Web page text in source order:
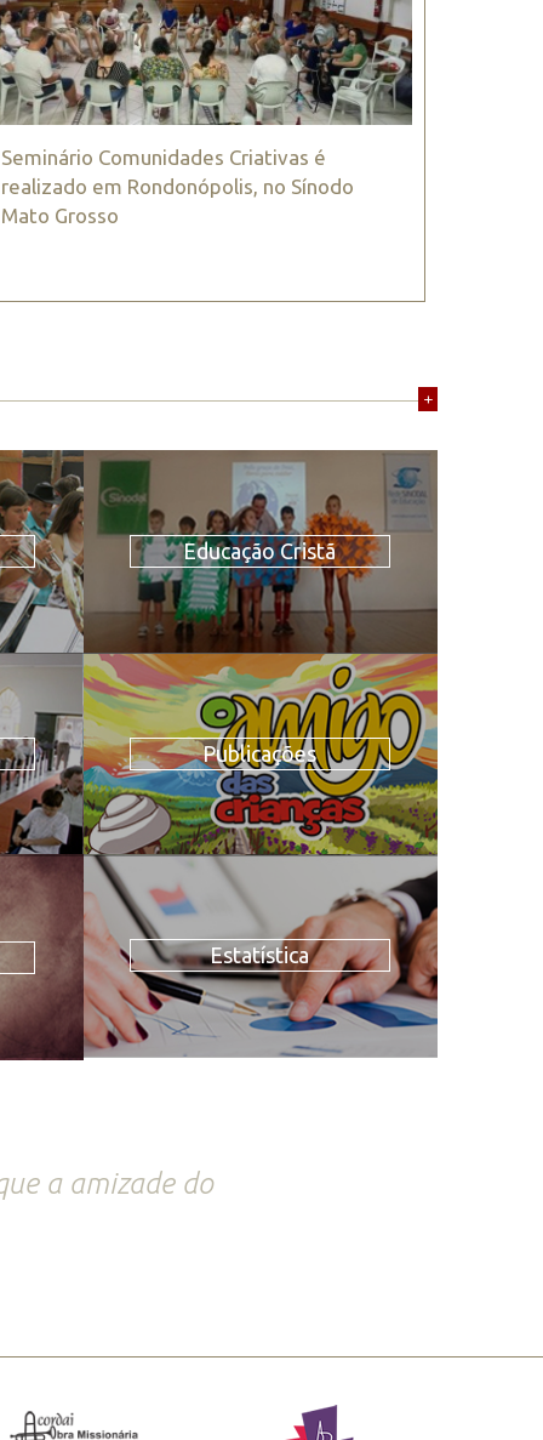
Seminário Comunidades Criativas é
realizado em Rondonópolis, no Sínodo
Mato Grosso
+
Educação Cristã
Publicações
Estatística
a amizade do